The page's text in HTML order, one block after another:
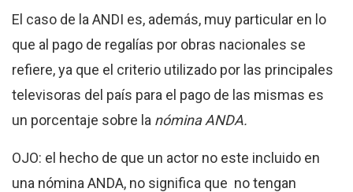
El caso de la ANDI es, además, muy particular en lo
que al pago de regalías por obras nacionales se
refiere, ya que el criterio utilizado por las principales
televisoras del país para el pago de las mismas es
un porcentaje sobre la nómina ANDA.
OJO: el hecho de que un actor no este incluido en
una nómina ANDA, no significa que no tengan